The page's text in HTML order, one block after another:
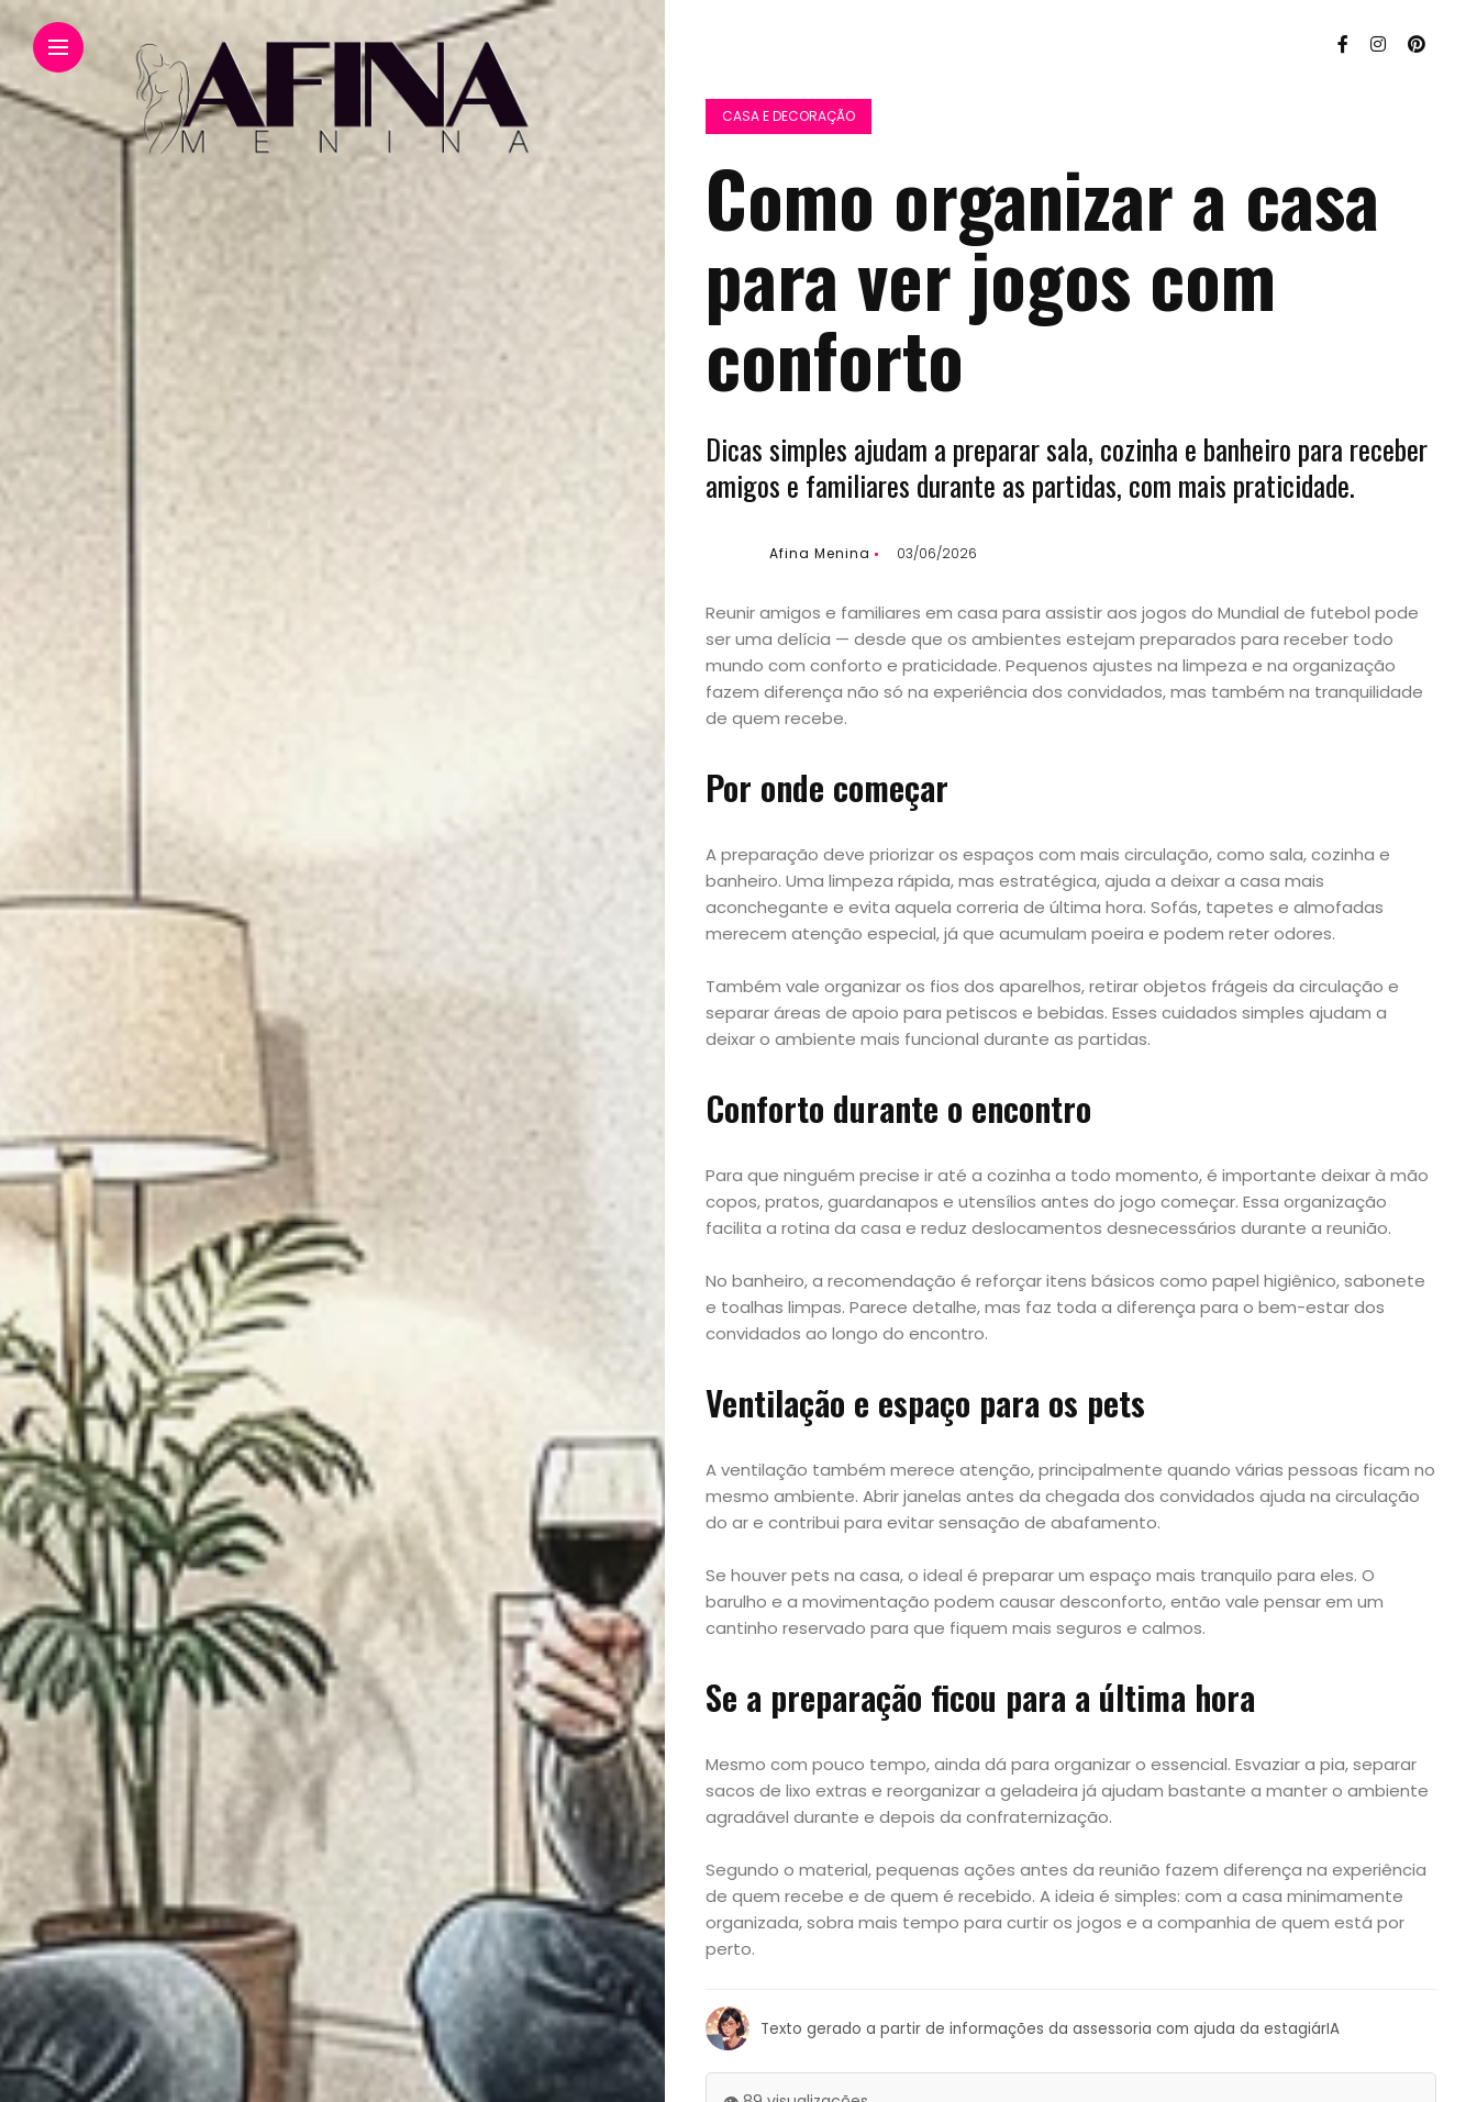
Início
Academia
Beleza
Bora
lá!
Casa
e
Decoração
Exclusiva
Mães
&
Filhos
Notícias
Opinião
Pets
CASA E DECORAÇÃO
Como organizar a casa
para ver jogos com
conforto
Dicas simples ajudam a preparar sala, cozinha e banheiro para receber
amigos e familiares durante as partidas, com mais praticidade.
Afina Menina 03/06/2026
Reunir amigos e familiares em casa para assistir aos jogos do Mundial de futebol pode
ser uma delícia — desde que os ambientes estejam preparados para receber todo
mundo com conforto e praticidade. Pequenos ajustes na limpeza e na organização
fazem diferença não só na experiência dos convidados, mas também na tranquilidade
de quem recebe.
Por onde começar
A preparação deve priorizar os espaços com mais circulação, como sala, cozinha e
banheiro. Uma limpeza rápida, mas estratégica, ajuda a deixar a casa mais
aconchegante e evita aquela correria de última hora. Sofás, tapetes e almofadas
merecem atenção especial, já que acumulam poeira e podem reter odores.
Também vale organizar os fios dos aparelhos, retirar objetos frágeis da circulação e
separar áreas de apoio para petiscos e bebidas. Esses cuidados simples ajudam a
deixar o ambiente mais funcional durante as partidas.
Conforto durante o encontro
Para que ninguém precise ir até a cozinha a todo momento, é importante deixar à mão
copos, pratos, guardanapos e utensílios antes do jogo começar. Essa organização
facilita a rotina da casa e reduz deslocamentos desnecessários durante a reunião.
No banheiro, a recomendação é reforçar itens básicos como papel higiênico, sabonete
e toalhas limpas. Parece detalhe, mas faz toda a diferença para o bem-estar dos
convidados ao longo do encontro.
Ventilação e espaço para os pets
A ventilação também merece atenção, principalmente quando várias pessoas ficam no
mesmo ambiente. Abrir janelas antes da chegada dos convidados ajuda na circulação
do ar e contribui para evitar sensação de abafamento.
Se houver pets na casa, o ideal é preparar um espaço mais tranquilo para eles. O
barulho e a movimentação podem causar desconforto, então vale pensar em um
cantinho reservado para que fiquem mais seguros e calmos.
Se a preparação ficou para a última hora
Mesmo com pouco tempo, ainda dá para organizar o essencial. Esvaziar a pia, separar
sacos de lixo extras e reorganizar a geladeira já ajudam bastante a manter o ambiente
agradável durante e depois da confraternização.
Segundo o material, pequenas ações antes da reunião fazem diferença na experiência
de quem recebe e de quem é recebido. A ideia é simples: com a casa minimamente
organizada, sobra mais tempo para curtir os jogos e a companhia de quem está por
perto.
Texto gerado a partir de informações da assessoria com ajuda da estagiárIA